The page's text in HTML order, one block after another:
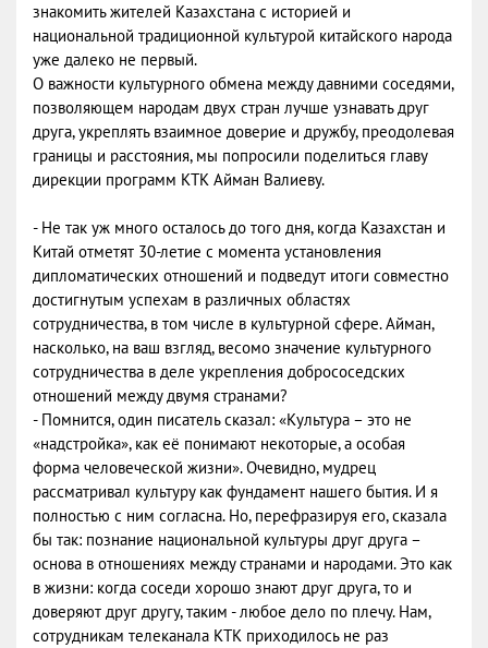
знакомить жителей Казахстана с историей и
национальной традиционной культурой китайского народа
уже далеко не первый.
О важности культурного обмена между давними соседями,
позволяющем народам двух стран лучше узнавать друг
друга, укреплять взаимное доверие и дружбу, преодолевая
границы и расстояния, мы попросили поделиться главу
дирекции программ КТК Айман Валиеву.
- Не так уж много осталось до того дня, когда Казахстан и
Китай отметят 30-летие с момента установления
дипломатических отношений и подведут итоги совместно
достигнутым успехам в различных областях
сотрудничества, в том числе в культурной сфере. Айман,
насколько, на ваш взгляд, весомо значение культурного
сотрудничества в деле укрепления добрососедских
отношений между двумя странами?
- Помнится, один писатель сказал: «Культура – это не
«надстройка», как её понимают некоторые, а особая
форма человеческой жизни». Очевидно, мудрец
рассматривал культуру как фундамент нашего бытия. И я
полностью с ним согласна. Но, перефразируя его, сказала
бы так: познание национальной культуры друг друга –
основа в отношениях между странами и народами. Это как
в жизни: когда соседи хорошо знают друг друга, то и
доверяют друг другу, таким - любое дело по плечу. Нам,
сотрудникам телеканала КТК приходилось не раз